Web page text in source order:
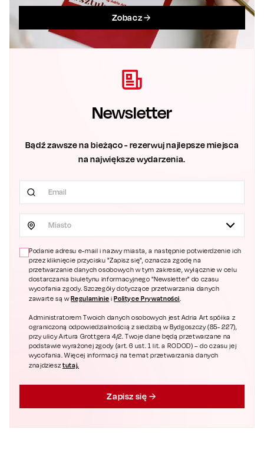
Zobacz
Newsletter
Bądź zawsze na bieżąco - rezerwuj najlepsze miejsca
na największe wydarzenia.
Miasto
Podanie adresu e-mail i nazwy miasta, a następnie potwierdzenie ich
przez kliknięcie przycisku "Zapisz się", oznacza zgodę na
przetwarzanie danych osobowych w tym zakresie, wyłącznie w celu
dostarczania biuletynu informacyjnego "Newsletter" do czasu
wycofania zgody. Szczegóły dotyczące przetwarzania danych
zawarte są wRegulaminie iPolityce Prywatności.
Administratorem Twoich danych osobowych jest Adria Art spółka z
ograniczoną odpowiedzialnością z siedzibą w Bydgoszczy (85- 227),
przy ulicy Artura Grottgera 4/2. Twoje dane będą przetwarzane na
podstawie wyrażonej zgody (art. 6 ust. 1 lit. a RODOD) – do czasu jej
wycofania. Więcej informacji na temat przetwarzania danych
znajdziesztutaj.
Zapisz się